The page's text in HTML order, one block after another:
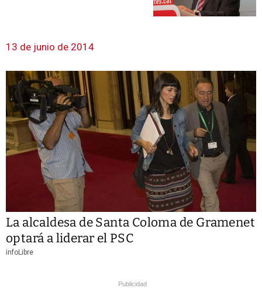
13 de junio de 2014
La alcaldesa de Santa Coloma de Gramenet
optará a liderar el PSC
infoLibre
Publicidad